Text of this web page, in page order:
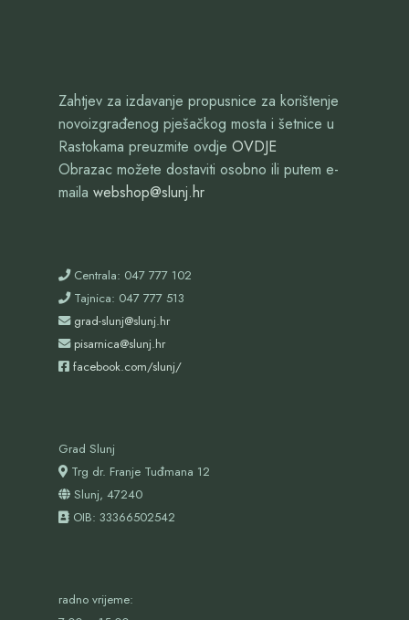
Zahtjev za izdavanje propusnice za korištenje
novoizgrađenog pješačkog mosta i šetnice u
Rastokama preuzmite ovdje OVDJE
Obrazac možete dostaviti osobno ili putem e-
maila webshop@slunj.hr
Centrala: 047 777 102
Tajnica: 047 777 513
grad-slunj@slunj.hr
pisarnica@slunj.hr
facebook.com/slunj/
Grad Slunj
Trg dr. Franje Tuđmana 12
Slunj, 47240
OIB: 33366502542
radno vrijeme: